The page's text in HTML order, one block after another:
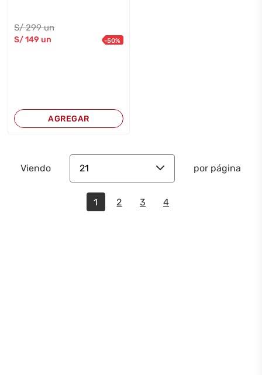
S/299 un
S/149 un -50%
AGREGAR
Viendo 21 por página
1 2 3 4